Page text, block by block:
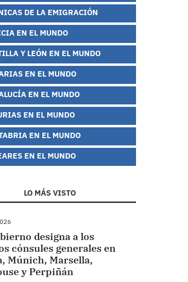
DE LA EMIGRACIÓN
EN EL MUNDO
Y LEÓN EN EL MUNDO
EN EL MUNDO
EN EL MUNDO
EN EL MUNDO
EN EL MUNDO
EN EL MUNDO
LO MÁS VISTO
designa a los
cónsules generales en
Múnich, Marsella,
y Perpiñán